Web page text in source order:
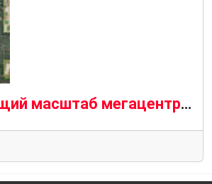
Впечатляющий масштаб мегацентра метаданных на спутниковом снимке над Парижем